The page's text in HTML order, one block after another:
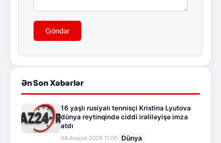
Göndər
Ən Son Xəbərlər
16 yaşlı rusiyalı tennisçi Kristina Lyutova
dünya reytinqində ciddi irəliləyişə imza
atdı
04.Avqust.2026 11:06 Dünya